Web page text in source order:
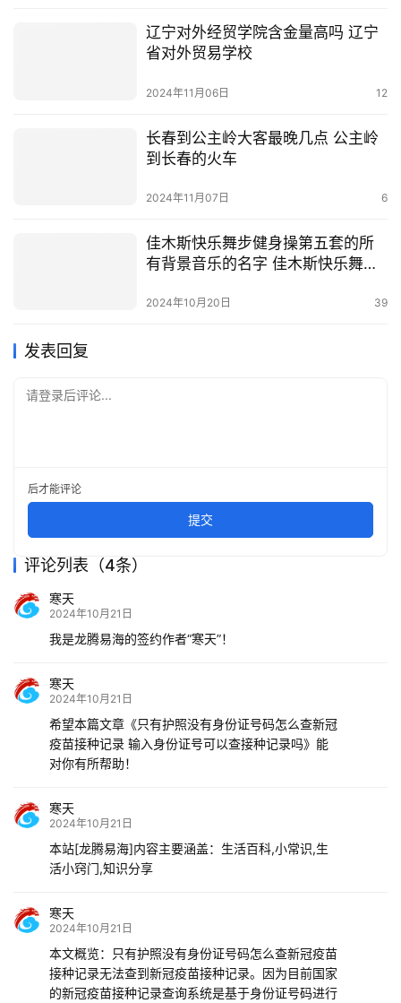
辽宁对外经贸学院含金量高吗 辽宁
省对外贸易学校
2024年11月06日 12
长春到公主岭大客最晚几点 公主岭
到长春的火车
2024年11月07日 6
佳木斯快乐舞步健身操第五套的所
有背景音乐的名字 佳木斯快乐舞步
2024年10月20日 39
发表回复
请登录后评论...
后才能评论
提交
评论列表（4条）
寒天
2024年10月21日
我是龙腾易海的签约作者“寒天”！
寒天
2024年10月21日
希望本篇文章《只有护照没有身份证号码怎么查新冠
疫苗接种记录 输入身份证号可以查接种记录吗》能
对你有所帮助！
寒天
2024年10月21日
本站[龙腾易海]内容主要涵盖：生活百科,小常识,生
活小窍门,知识分享
寒天
2024年10月21日
本文概览：只有护照没有身份证号码怎么查新冠疫苗
接种记录无法查到新冠疫苗接种记录。因为目前国家
的新冠疫苗接种记录查询系统是基于身份证号码进行